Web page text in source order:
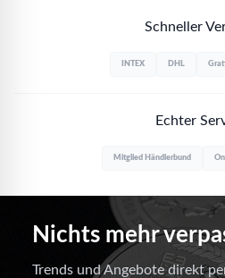
Schneller
INTEX DHL
Echter
Mitglied Händlerbund
Nichts mehr
Trends und Angebote direkt